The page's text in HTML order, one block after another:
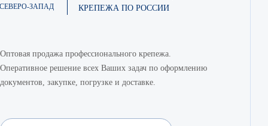
СЕВЕРО-ЗАПАД
КРЕПЕЖА ПО РОССИИ
Оптовая продажа профессионального крепежа.
Оперативное решение всех Ваших задач по оформлению
документов, закупке, погрузке и доставке.